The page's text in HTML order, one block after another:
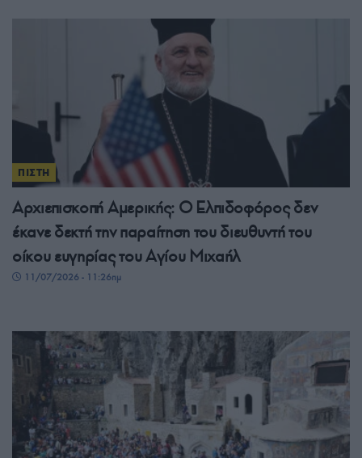
ΠΙΣΤΗ
Αρχιεπισκοπή Αμερικής: Ο Ελπιδοφόρος δεν
έκανε δεκτή την παραίτηση του διευθυντή του
οίκου ευγηρίας του Αγίου Μιχαήλ
11/07/2026 - 11:26πμ